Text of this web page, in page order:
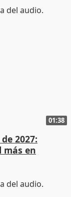
01:38
2027:
más en